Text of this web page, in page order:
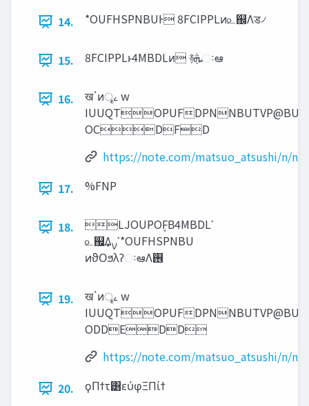
14. *OUFHSPNBUͰ 8FCIPPLͷ௨஌Λड৴
15. 8FCIPPLͱ4MBDLͷ ࿈‫ܞ‬ઃఆ
16.
खॱͷৄࡉ w
OCDFD
https://note.com/matsuo_atsushi/n/
17.
%FNP
18.
LJOUPOF͔Β4MBDLʹ
௨஌͢Δࡍʹ*OUFHSPNBU
ͷϑΟϧλʔઃఆΛ࢖͏
19.
खॱͷৄࡉ w
ODDEDD
https://note.com/matsuo_atsushi/n/
20.
ϙΠϯτ͸εύφΞΠίϯ